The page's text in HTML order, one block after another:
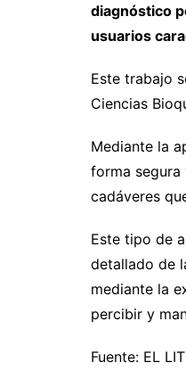
diagnóstico
usuarios
Este trabajo
Ciencias
Mediante la
forma segura
cadáveres
Este tipo de
detallado de
mediante la
percibir y
Fuente: EL